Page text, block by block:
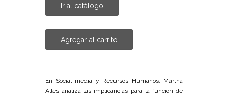
Ir al catálogo
Agregar al carrito
En Social media y Recursos Humanos, Martha
Alles analiza las implicancias para la función de